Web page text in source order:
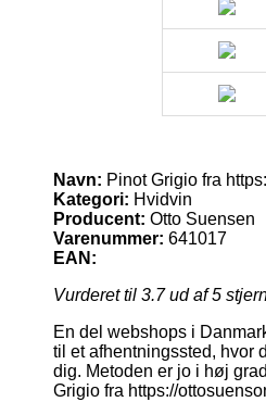
Navn: Pinot Grigio fra
Kategori: Hvidvin
Producent: Otto Suensen
Varenummer: 641017
EAN:
Vurderet til 3.7ud af 5
En del webshops i
til et afhentningssted, hvor
dig. Metoden er jo i høj
Grigio fra https://